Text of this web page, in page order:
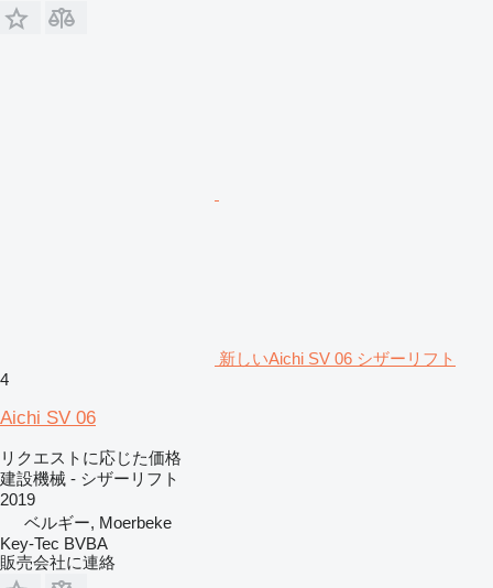
新しいAichi SV 06 シザーリフト
4
Aichi SV 06
リクエストに応じた価格
建設機械 - シザーリフト
2019
ベルギー, Moerbeke
Key-Tec BVBA
販売会社に連絡